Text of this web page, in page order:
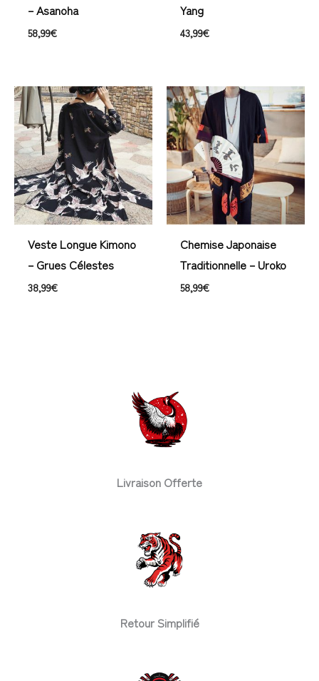
– Asanoha
58,99€
Yang
43,99€
Veste Longue Kimono
– Grues Célestes
38,99€
Chemise Japonaise
Traditionnelle – Uroko
58,99€
Livraison Offerte
Retour Simplifié